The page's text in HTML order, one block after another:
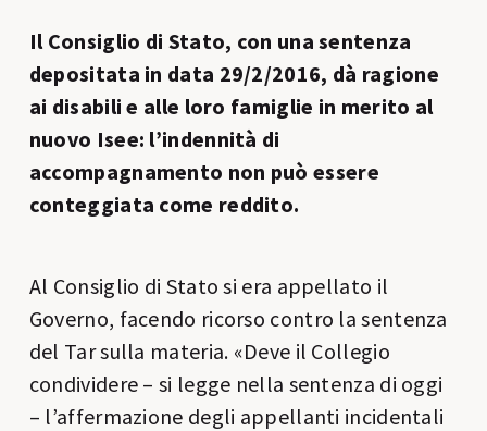
Il Consiglio di Stato, con una sentenza
depositata in data 29/2/2016, dà ragione
ai disabili e alle loro famiglie in merito al
nuovo Isee: l’indennità di
accompagnamento non può essere
conteggiata come reddito.
Al Consiglio di Stato si era appellato il
Governo, facendo ricorso contro la sentenza
del Tar sulla materia. «Deve il Collegio
condividere – si legge nella sentenza di oggi
– l’affermazione degli appellanti incidentali